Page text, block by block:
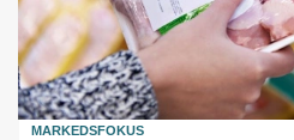
MARKEDSFOKUS